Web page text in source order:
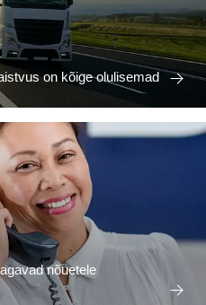
on kõige olulisemad
nõuetele